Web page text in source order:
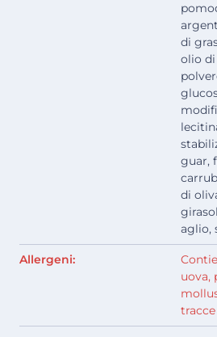
di
olio
guar,
di
aglio,
Allergeni:
uova,